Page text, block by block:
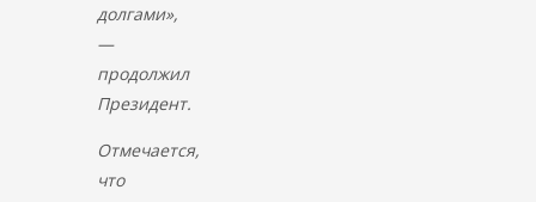
долгами»,
—
продолжил
Президент.
Отмечается,
что